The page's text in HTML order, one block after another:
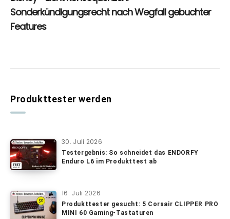
Produkttester werden
30. Juli 2026
Testergebnis: So schneidet das ENDORFY
Enduro L6 im Produkttest ab
16. Juli 2026
Produkttester gesucht: 5 Corsair CLIPPER PRO
MINI 60 Gaming-Tastaturen